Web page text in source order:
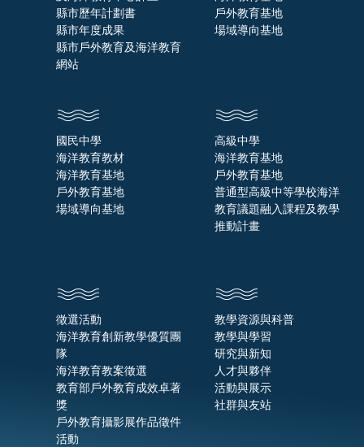
縣市歷年計劃書
縣市年度成果
縣市戶外教育及海洋教育
網站
戶外教育基地
場域導向基地
國民中學
海洋教育教材
海洋教育基地
戶外教育基地
場域導向基地
高級中學
海洋教育基地
戶外教育基地
普通型高級中等學校海洋
教育議題融入課程及教學
推動計畫
徵選活動
海洋教育創新教學優質團
隊
海洋教育教案徵選
教育部戶外教育成效卓著
獎
戶外教育攝影展作品徵件
活動
教學資源與科普
教學與學習
研究與新知
人才與夥伴
活動與展示
社群與友站